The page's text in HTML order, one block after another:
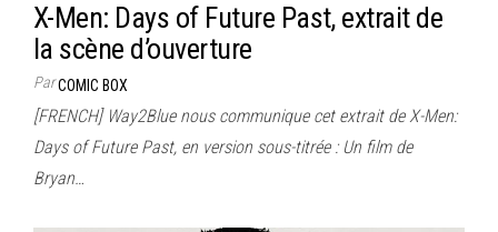
X-Men: Days of Future Past, extrait de
la scène d’ouverture
ParCOMIC BOX
[FRENCH] Way2Blue nous communique cet extrait de X-Men:
Days of Future Past, en version sous-titrée : Un film de
Bryan…